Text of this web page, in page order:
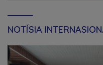
NOTÍSIA